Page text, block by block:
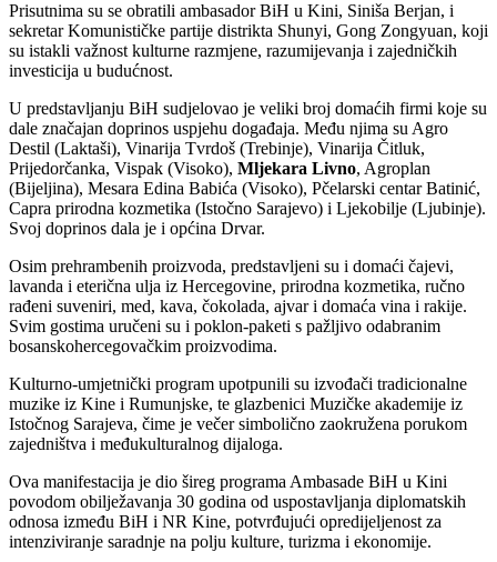
Prisutnima su se obratili ambasador BiH u Kini, Siniša Berjan, i
sekretar Komunističke partije distrikta Shunyi, Gong Zongyuan, koji
su istakli važnost kulturne razmjene, razumijevanja i zajedničkih
investicija u budućnost.
U predstavljanju BiH sudjelovao je veliki broj domaćih firmi koje su
dale značajan doprinos uspjehu događaja. Među njima su Agro
Destil (Laktaši), Vinarija Tvrdoš (Trebinje), Vinarija Čitluk,
Prijedorčanka, Vispak (Visoko), Mljekara Livno, Agroplan
(Bijeljina), Mesara Edina Babića (Visoko), Pčelarski centar Batinić,
Capra prirodna kozmetika (Istočno Sarajevo) i Ljekobilje (Ljubinje).
Svoj doprinos dala je i općina Drvar.
Osim prehrambenih proizvoda, predstavljeni su i domaći čajevi,
lavanda i eterična ulja iz Hercegovine, prirodna kozmetika, ručno
rađeni suveniri, med, kava, čokolada, ajvar i domaća vina i rakije.
Svim gostima uručeni su i poklon-paketi s pažljivo odabranim
bosanskohercegovačkim proizvodima.
Kulturno-umjetnički program upotpunili su izvođači tradicionalne
muzike iz Kine i Rumunjske, te glazbenici Muzičke akademije iz
Istočnog Sarajeva, čime je večer simbolično zaokružena porukom
zajedništva i međukulturalnog dijaloga.
Ova manifestacija je dio šireg programa Ambasade BiH u Kini
povodom obilježavanja 30 godina od uspostavljanja diplomatskih
odnosa između BiH i NR Kine, potvrđujući opredijeljenost za
intenziviranje saradnje na polju kulture, turizma i ekonomije.